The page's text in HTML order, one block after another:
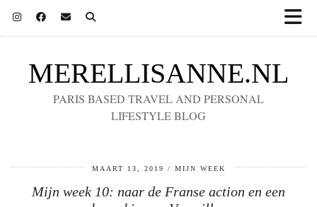
MERELLISANNE.NL
PARIS BASED TRAVEL AND PERSONAL
LIFESTYLE BLOG
MAART 13, 2019 MIJN WEEK
Mijn week 10: naar de Franse action en een